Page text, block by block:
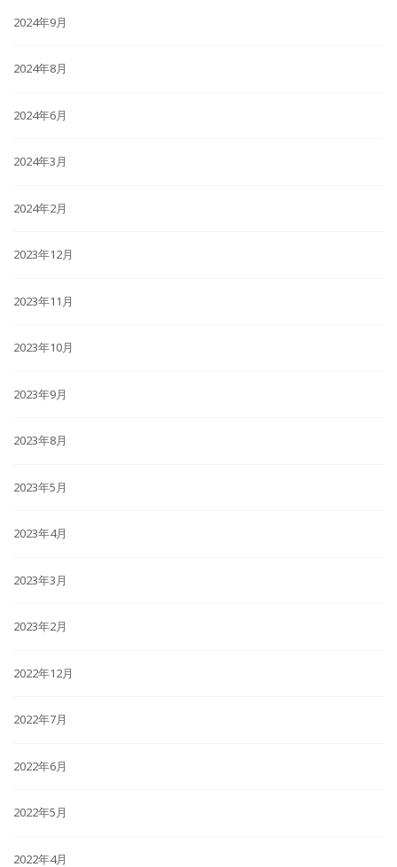
2024年9月
2024年8月
2024年6月
2024年3月
2024年2月
2023年12月
2023年11月
2023年10月
2023年9月
2023年8月
2023年5月
2023年4月
2023年3月
2023年2月
2022年12月
2022年7月
2022年6月
2022年5月
2022年4月